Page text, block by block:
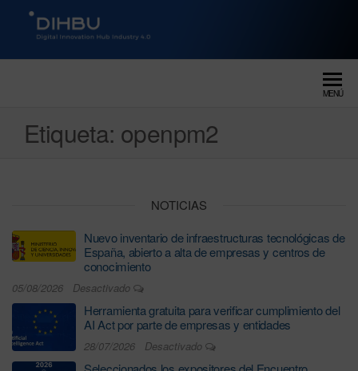
DIGITAL INNOVATION HUB
MENÚ
Etiqueta: openpm2
NOTICIAS
Nuevo inventario de infraestructuras tecnológicas de
España, abierto a alta de empresas y centros de
conocimiento
05/08/2026 Desactivado
Herramienta gratuita para verificar cumplimiento del
AI Act por parte de empresas y entidades
28/07/2026 Desactivado